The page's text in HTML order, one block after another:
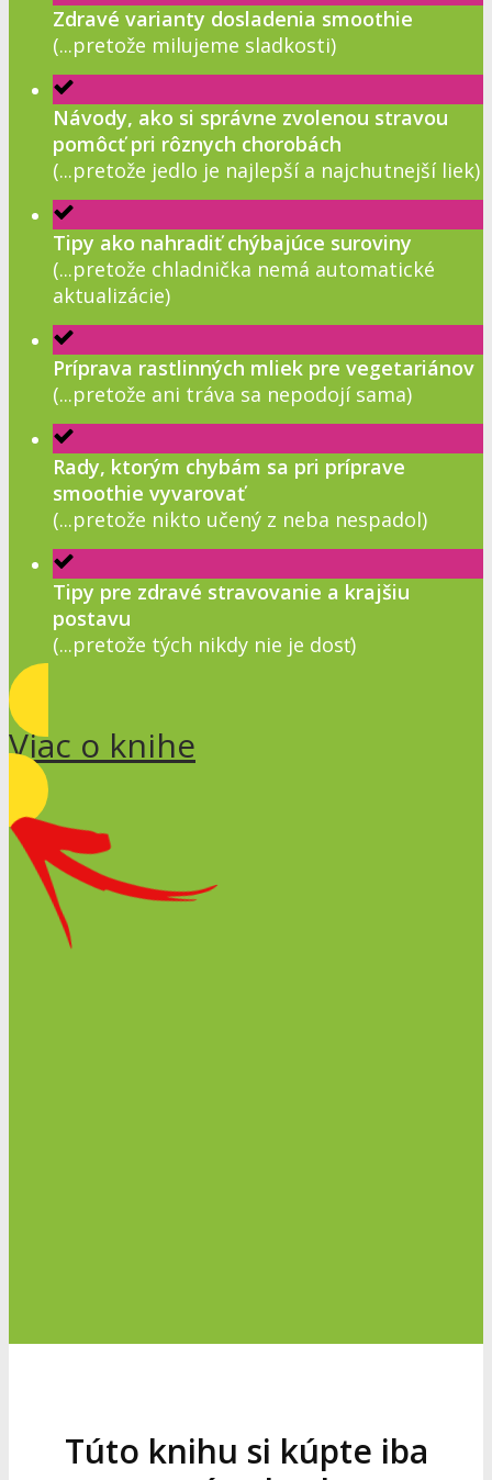
Zdravé varianty dosladenia smoothie
(...pretože milujeme sladkosti)
Návody, ako si správne zvolenou stravou
pomôcť pri rôznych chorobách
(...pretože jedlo je najlepší a najchutnejší liek)
Tipy ako nahradiť chýbajúce suroviny
(...pretože chladnička nemá automatické
aktualizácie)
Príprava rastlinných mliek pre vegetariánov
(...pretože ani tráva sa nepodojí sama)
Rady, ktorým chybám sa pri príprave
smoothie vyvarovať
(...pretože nikto učený z neba nespadol)
Tipy pre zdravé stravovanie a krajšiu
postavu
(...pretože tých nikdy nie je dosť)
Viac o knihe
Túto knihu si kúpte iba